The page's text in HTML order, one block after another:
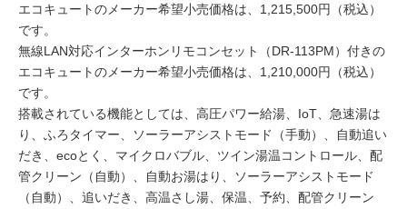
エコキュートのメーカー希望小売価格は、1,215,500円（税込）
です。
無線LAN対応インターホンリモコンセット（DR-113PM）付きの
エコキュートのメーカー希望小売価格は、1,210,000円（税込）
です。
搭載されている機能としては、高圧パワー給湯、IoT、急速湯は
り、ふろタイマー、ソーラーアシストモード（手動）、自動追い
だき、ecoとく、マイクロバブル、ツイン湯温コントロール、配
管クリーン（自動）、自動お湯はり、ソーラーアシストモード
（自動）、追いだき、高温さし湯、保温、予約、配管クリーン